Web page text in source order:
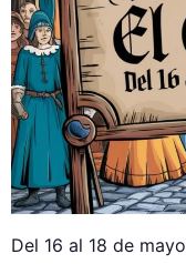
Del 16 al 18 de